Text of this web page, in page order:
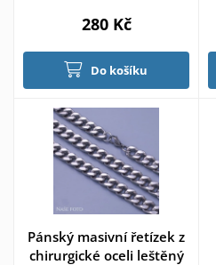
280 Kč
Do košíku
Pánský masivní řetízek z
chirurgické oceli leštěný